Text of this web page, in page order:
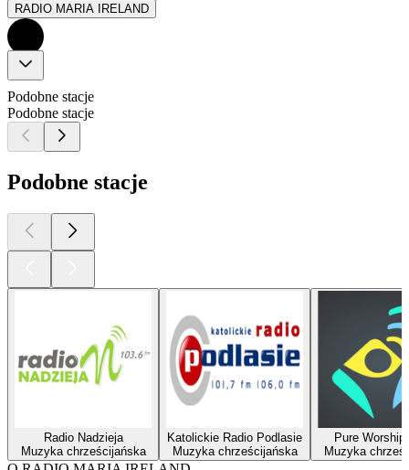
RADIO MARIA IRELAND
Podobne stacje
Podobne stacje
Podobne stacje
Radio Nadzieja
Muzyka chrześcijańska
Katolickie Radio Podlasie
Muzyka chrześcijańska
Pure Worship
Muzyka